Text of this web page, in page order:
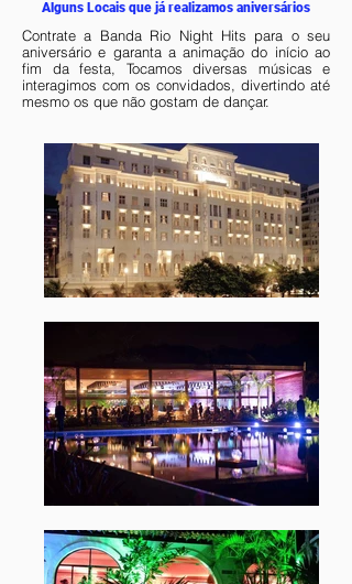
Alguns Locais que já realizamos aniversários
Contrate a Banda Rio Night Hits para o seu
aniversário e garanta a animação do início ao
fim da festa, Tocamos diversas músicas e
interagimos com os convidados, divertindo até
mesmo os que não gostam de dançar.